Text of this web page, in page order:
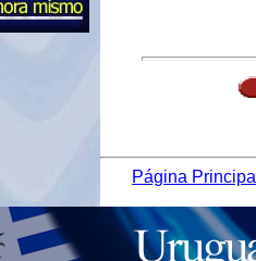
Página Principal